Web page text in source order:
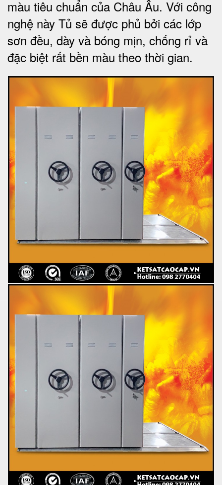
màu tiêu chuẩn của Châu Âu. Với công
nghệ này Tủ sẽ được phủ bởi các lớp
sơn đều, dày và bóng mịn, chống rỉ và
đặc biệt rất bền màu theo thời gian.